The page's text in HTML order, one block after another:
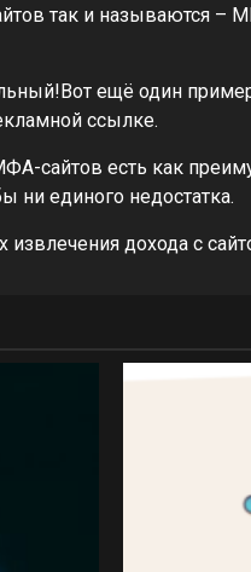
так и называются –
ещё один
ссылке.
сайтов есть как
ни единого недостатка.
извлечения дохода с